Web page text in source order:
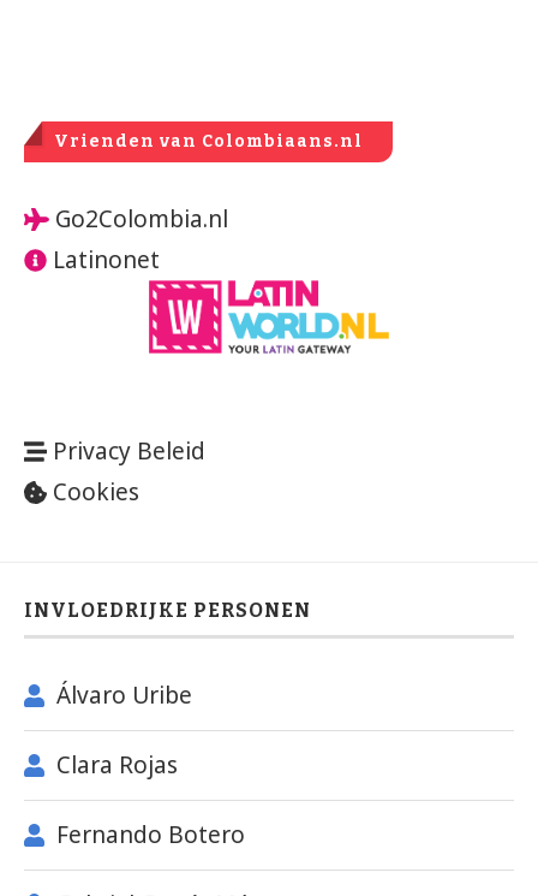
Vrienden van Colombiaans.nl
Go2Colombia.nl
Latinonet
Privacy Beleid
Cookies
INVLOEDRIJKE PERSONEN
Álvaro Uribe
Clara Rojas
Fernando Botero